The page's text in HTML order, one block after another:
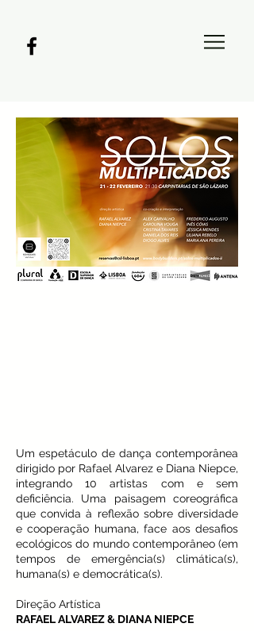
Um espetáculo de dança contemporânea
dirigido por Rafael Alvarez e Diana Niepce,
integrando 10 artistas com e sem
deficiência. Uma paisagem coreográfica
que convida à reflexão sobre diversidade
e cooperação humana, face aos desafios
ecológicos do mundo contemporâneo (em
tempos de emergência(s) climática(s),
humana(s) e democrática(s).
Direção Artística
RAFAEL ALVAREZ & DIANA NIEPCE